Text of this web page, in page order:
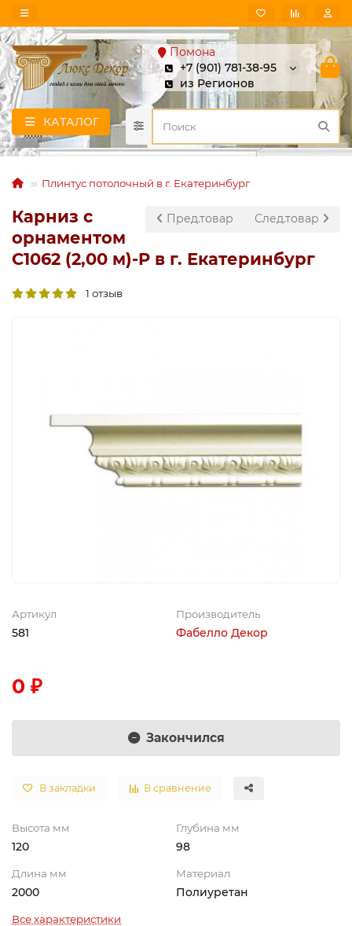
Помона
+7 (901) 781-38-95
из Регионов
КАТАЛОГ
Плинтус потолочный в г. Екатеринбург
Пред.товар След.товар
Карниз с
орнаментом
C1062 (2,00 м)-P в г. Екатеринбург
1 отзыв
Артикул
581
Производитель
Фабелло Декор
0 ₽
Закончился
В закладки В сравнение
Высота мм
120
Глубина мм
98
Длина мм
2000
Материал
Полиуретан
Все характеристики